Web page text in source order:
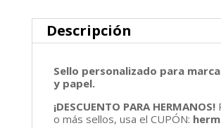
Descripción
Sello personalizado para
y papel.
¡DESCUENTO PARA HERMANOS!
o más sellos, usa el CUPÓN: